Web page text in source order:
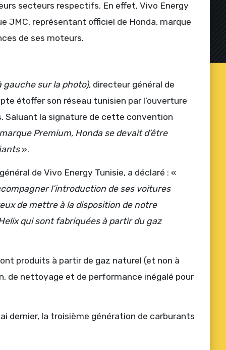
secteurs respectifs. En effet, Vivo Energy
JMC, représentant officiel de Honda, marque
de ses moteurs.
gauche sur la photo), directeur général de
étoffer son réseau tunisien par l’ouverture
Saluant la signature de cette convention
Premium, Honda se devait d’être
».
de Vivo Energy Tunisie, a déclaré : «
l’introduction de ses voitures
de mettre à la disposition de notre
qui sont fabriquées à partir du gaz
produits à partir de gaz naturel (et non à
de nettoyage et de performance inégalé pour
dernier, la troisième génération de carburants